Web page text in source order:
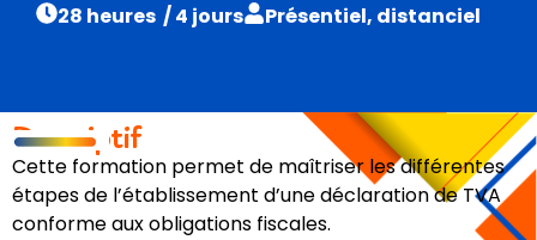
28 heures / 4 jours Présentiel, distanciel
Descriptif
Cette formation permet de maîtriser les différentes
étapes de l’établissement d’une déclaration de TVA
conforme aux obligations fiscales.